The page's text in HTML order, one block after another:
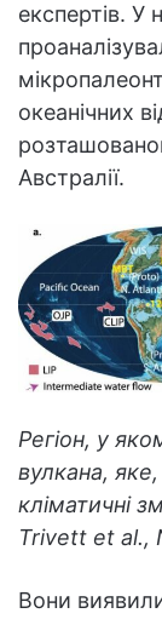
експертів. У
океанічних
Австралії.
Регіон, у
вулкана,
кліматичні
Trivett et al.,
Вони